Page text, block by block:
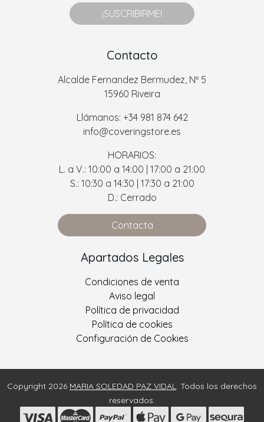
¡SUSCRIBIRME!
Contacto
Alcalde Fernandez Bermudez, Nº 5
15960 Riveira
Llámanos: +34 981 874 642
info@coveringstore.es
HORARIOS:
L. a V.: 10:00 a 14:00 | 17:00 a 21:00
S.: 10:30 a 14:30 | 17:30 a 21:00
D.: Cerrado
Contacta
Apartados Legales
Condiciones de venta
Aviso legal
Política de privacidad
Política de cookies
Configuración de Cookies
Copyright 2026 MARIA SOLEDAD PAZ VIDAL
. Todos los derechos
reservados.